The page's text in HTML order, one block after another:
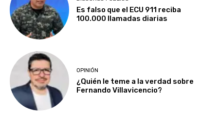
Es falso que el ECU 911 reciba
100.000 llamadas diarias
OPINIÓN
¿Quién le teme a la verdad sobre
Fernando Villavicencio?